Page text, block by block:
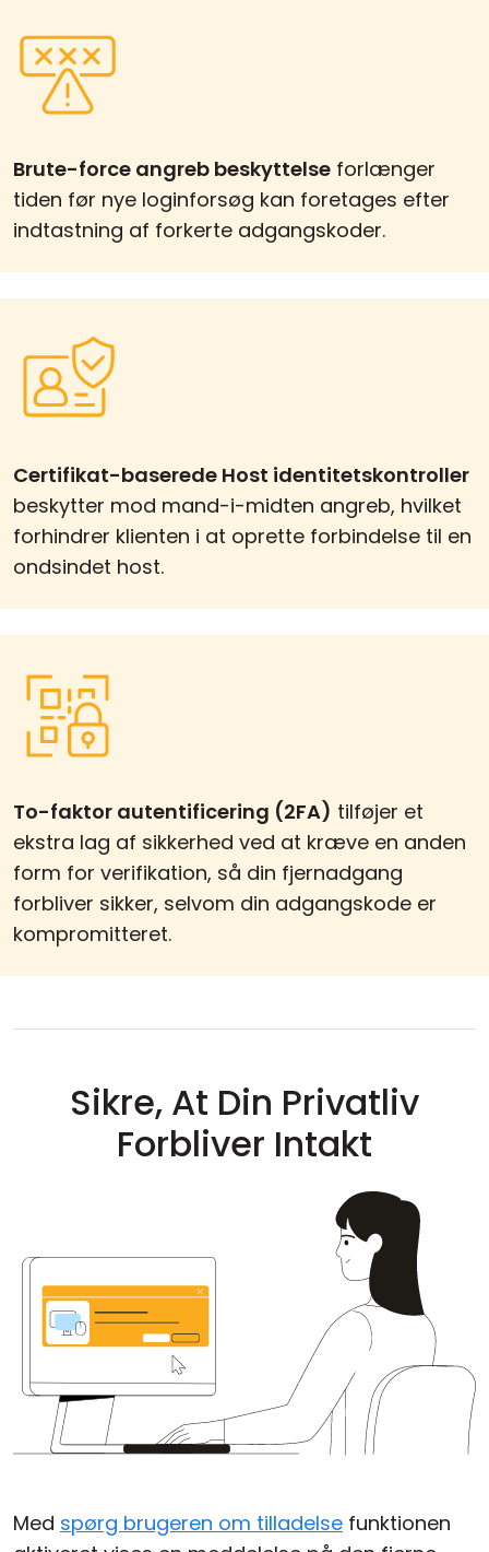
Brute-force angreb beskyttelse forlænger
tiden før nye loginforsøg kan foretages efter
indtastning af forkerte adgangskoder.
Certifikat-baserede Host identitetskontroller
beskytter mod mand-i-midten angreb, hvilket
forhindrer klienten i at oprette forbindelse til en
ondsindet host.
To-faktor autentificering (2FA) tilføjer et
ekstra lag af sikkerhed ved at kræve en anden
form for verifikation, så din fjernadgang
forbliver sikker, selvom din adgangskode er
kompromitteret.
Sikre, At Din Privatliv
Forbliver Intakt
Med spørg brugeren om tilladelse funktionen